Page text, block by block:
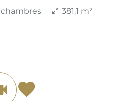
381.1 m²